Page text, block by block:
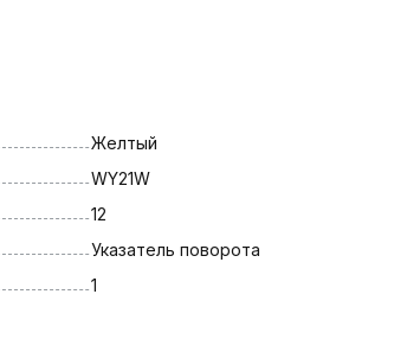
Желтый
WY21W
12
Указатель поворота
1